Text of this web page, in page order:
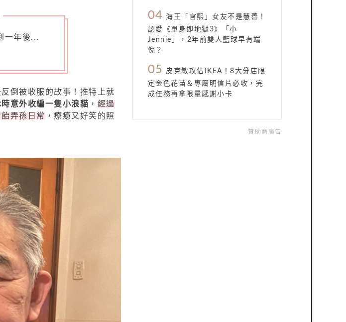
一年後...
倒被收服的故事！推特上就
意外收編一隻小浪貓 ， 經過
弄孫日常 ，療癒又好笑的照
04 海王「官熙」女友不是慧善！
認愛《單身即地獄3》「小
Jennie」，2年前雙人籃球早有端
倪？
05
皮克敏攻佔IKEA！8大分店限
定金色花苗＆專屬明信片必收，完
成任務再拿限量感謝小卡
贊助商廣告